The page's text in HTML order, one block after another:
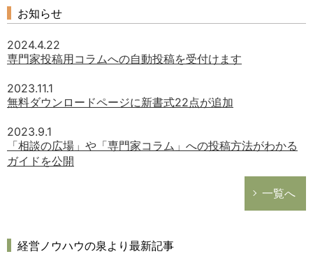
お知らせ
2024.4.22
専門家投稿用コラムへの自動投稿を受付けます
2023.11.1
無料ダウンロードページに新書式22点が追加
2023.9.1
「相談の広場」や「専門家コラム」への投稿方法がわかる
ガイドを公開
一覧へ
経営ノウハウの泉より最新記事